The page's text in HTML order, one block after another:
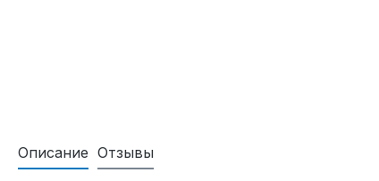
Описание Отзывы